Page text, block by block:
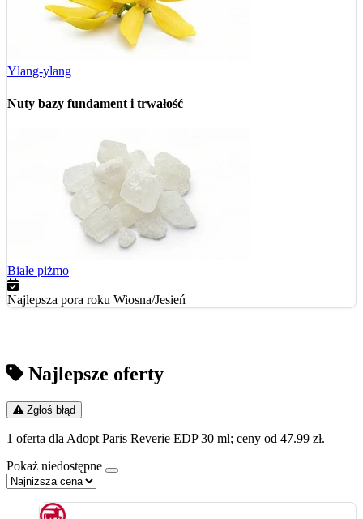
Ylang-ylang
Nuty bazy fundament i trwałość
Białe piżmo
Najlepsza pora roku Wiosna/Jesień
Najlepsze oferty
Zgłoś błąd
1 oferta dla Adopt Paris Reverie EDP 30 ml; ceny od 47.99 zł.
Pokaż niedostępne